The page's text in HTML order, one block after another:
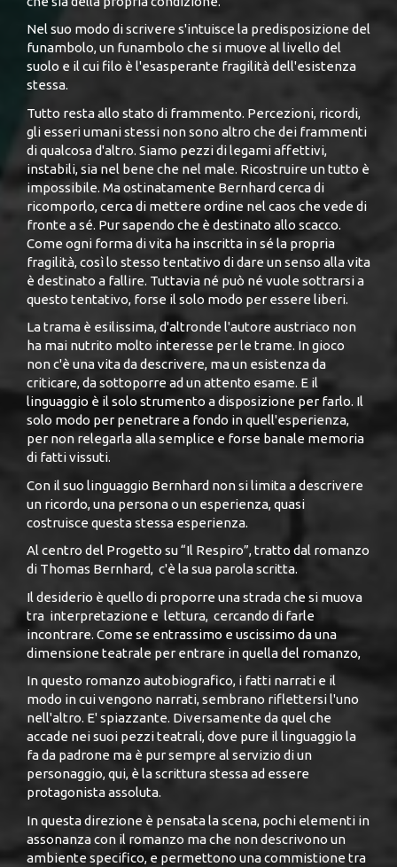
Nel suo modo di scrivere s'intuisce la predisposizione del
funambolo, un funambolo che si muove al livello del
suolo e il cui filo è l'esasperante fragilità dell'esistenza
stessa.
Tutto resta allo stato di frammento. Percezioni, ricordi,
gli esseri umani stessi non sono altro che dei frammenti
di qualcosa d'altro. Siamo pezzi di legami affettivi,
instabili, sia nel bene che nel male. Ricostruire un tutto è
impossibile. Ma ostinatamente Bernhard cerca di
ricomporlo, cerca di mettere ordine nel caos che vede di
fronte a sé. Pur sapendo che è destinato allo scacco.
Come ogni forma di vita ha inscritta in sé la propria
fragilità, così lo stesso tentativo di dare un senso alla vita
è destinato a fallire. Tuttavia né può né vuole sottrarsi a
questo tentativo, forse il solo modo per essere liberi.
La trama è esilissima, d'altronde l'autore austriaco non
ha mai nutrito molto interesse per le trame. In gioco
non c'è una vita da descrivere, ma un esistenza da
criticare, da sottoporre ad un attento esame. E il
linguaggio è il solo strumento a disposizione per farlo. Il
solo modo per penetrare a fondo in quell'esperienza,
per non relegarla alla semplice e forse banale memoria
di fatti vissuti.
Con il suo linguaggio Bernhard non si limita a descrivere
un ricordo, una persona o un esperienza, quasi
costruisce questa stessa esperienza.
Al centro del Progetto su “Il Respiro”, tratto dal romanzo
di Thomas Bernhard, c'è la sua parola scritta.
Il desiderio è quello di proporre una strada che si muova
tra interpretazione e lettura, cercando di farle
incontrare. Come se entrassimo e uscissimo da una
dimensione teatrale per entrare in quella del romanzo,
In questo romanzo autobiografico, i fatti narrati e il
modo in cui vengono narrati, sembrano riflettersi l'uno
nell'altro. E' spiazzante. Diversamente da quel che
accade nei suoi pezzi teatrali, dove pure il linguaggio la
fa da padrone ma è pur sempre al servizio di un
personaggio, qui, è la scrittura stessa ad essere
protagonista assoluta.
In questa direzione è pensata la scena, pochi elementi in
assonanza con il romanzo ma che non descrivono un
ambiente specifico, e permettono una commistione tra